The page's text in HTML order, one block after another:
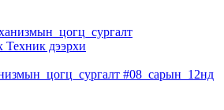
#08_сарын_12нд